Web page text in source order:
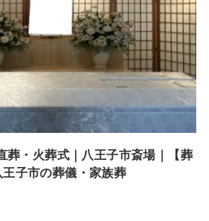
葬・火葬式｜八王子市斎場｜【葬
子市の葬儀・家族葬